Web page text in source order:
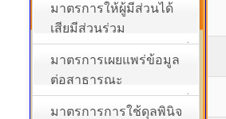
มาตรการให้ผู้มีส่วนได้
เสียมีส่วนร่วม
มาตรการเผยแพร่ข้อมูล
ต่อสาธารณะ
มาตรการการใช้ดุลพินิจ